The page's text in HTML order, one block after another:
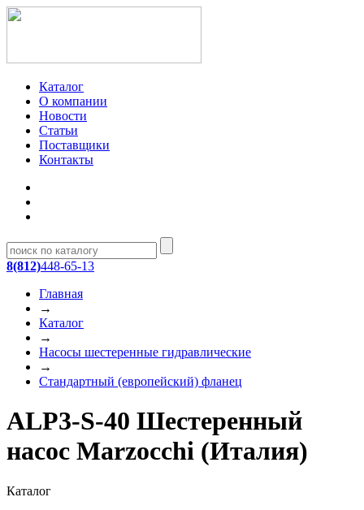
Каталог
О компании
Новости
Статьи
Поставщики
Контакты
8(812)448-65-13
Главная
→
Каталог
→
Насосы шестеренные гидравлические
→
Стандартный (европейский) фланец
ALP3-S-40 Шестеренный
насос Marzocchi (Италия)
Каталог